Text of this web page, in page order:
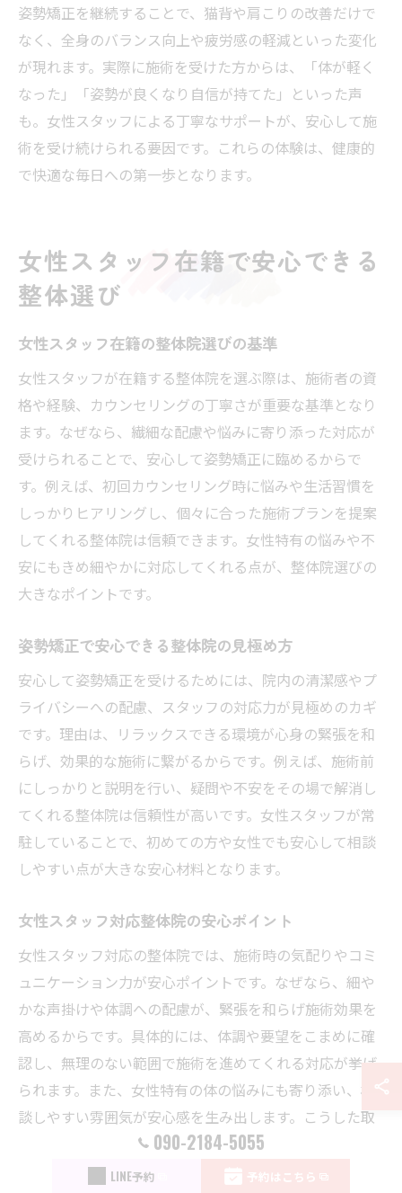
姿勢矯正を継続することで、猫背や肩こりの改善だけで
なく、全身のバランス向上や疲労感の軽減といった変化
が現れます。実際に施術を受けた方からは、「体が軽く
なった」「姿勢が良くなり自信が持てた」といった声
も。女性スタッフによる丁寧なサポートが、安心して施
術を受け続けられる要因です。これらの体験は、健康的
で快適な毎日への第一歩となります。
女性スタッフ在籍で安心できる
整体選び
女性スタッフ在籍の整体院選びの基準
女性スタッフが在籍する整体院を選ぶ際は、施術者の資
格や経験、カウンセリングの丁寧さが重要な基準となり
ます。なぜなら、繊細な配慮や悩みに寄り添った対応が
受けられることで、安心して姿勢矯正に臨めるからで
す。例えば、初回カウンセリング時に悩みや生活習慣を
しっかりヒアリングし、個々に合った施術プランを提案
してくれる整体院は信頼できます。女性特有の悩みや不
安にもきめ細やかに対応してくれる点が、整体院選びの
大きなポイントです。
姿勢矯正で安心できる整体院の見極め方
安心して姿勢矯正を受けるためには、院内の清潔感やプ
ライバシーへの配慮、スタッフの対応力が見極めのカギ
です。理由は、リラックスできる環境が心身の緊張を和
らげ、効果的な施術に繋がるからです。例えば、施術前
にしっかりと説明を行い、疑問や不安をその場で解消し
てくれる整体院は信頼性が高いです。女性スタッフが常
駐していることで、初めての方や女性でも安心して相談
しやすい点が大きな安心材料となります。
女性スタッフ対応整体院の安心ポイント
女性スタッフ対応の整体院では、施術時の気配りやコミ
ュニケーション力が安心ポイントです。なぜなら、細や
かな声掛けや体調への配慮が、緊張を和らげ施術効果を
高めるからです。具体的には、体調や要望をこまめに確
認し、無理のない範囲で施術を進めてくれる対応が挙げ
られます。また、女性特有の体の悩みにも寄り添い、相
談しやすい雰囲気が安心感を生み出します。こうした取
り組みが、継続的な通院にもつながります。
090-2184-5055
LINE予約 予約はこちら